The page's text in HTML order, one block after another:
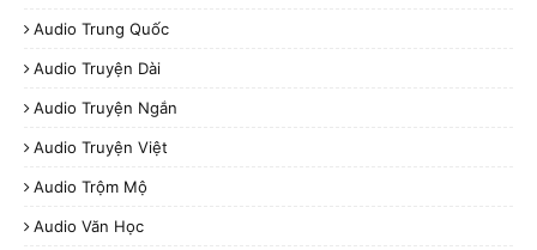
Audio Trung Quốc
Audio Truyện Dài
Audio Truyện Ngắn
Audio Truyện Việt
Audio Trộm Mộ
Audio Văn Học